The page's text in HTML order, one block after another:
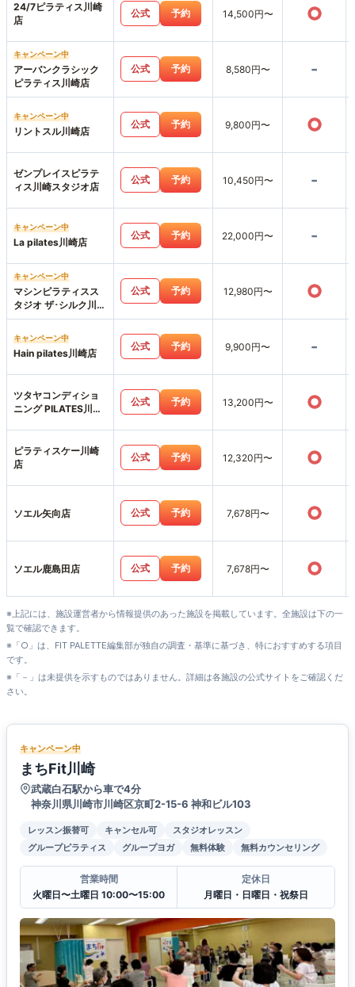
24/7ピラティス川崎
店
公式 予約 14,500円〜 ○
キャンペーン中
アーバンクラシック
ピラティス川崎店
公式 予約 8,580円〜 -
キャンペーン中
リントスル川崎店
公式 予約 9,800円〜 ○
ゼンプレイスピラテ
ィス川崎スタジオ店
公式 予約 10,450円〜 -
キャンペーン中
La pilates川崎店
公式 予約 22,000円〜 -
キャンペーン中
マシンピラティスス
タジオ ザ･シルク川崎
店
公式 予約 12,980円〜 ○
キャンペーン中
Hain pilates川崎店
公式 予約 9,900円〜 -
ツタヤコンディショ
ニング PILATES川崎
公式 予約 13,200円〜 ○
ピラティスケー川崎
店
公式 予約 12,320円〜 ○
ソエル矢向店 公式 予約 7,678円〜 ○
ソエル鹿島田店 公式 予約 7,678円〜 ○
※上記には、施設運営者から情報提供のあった施設を掲載しています。全施設は下の一
覧で確認できます。
※「○」は、FIT PALETTE編集部が独自の調査・基準に基づき、特におすすめする項目
です。
※「－」は未提供を示すものではありません。詳細は各施設の公式サイトをご確認くだ
さい。
キャンペーン中
まちFit川崎
武蔵白石駅から車で4分
神奈川県川崎市川崎区京町2-15-6 神和ビル103
レッスン振替可 キャンセル可
スタジオレッスン
グループピラティス
グループヨガ 無料体験 無料カウンセリング
営業時間
火曜日〜土曜日 10:00〜15:00
定休日
月曜日・日曜日・祝祭日